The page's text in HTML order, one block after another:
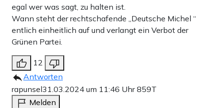
egal wer was sagt, zu halten ist.
Wann steht der rechtschafende „Deutsche Michel “
entlich einheitlich auf und verlangt ein Verbot der
Grünen Partei.
12
Antworten
rapunsel31.03.2024 um 11:46 Uhr859T
Melden